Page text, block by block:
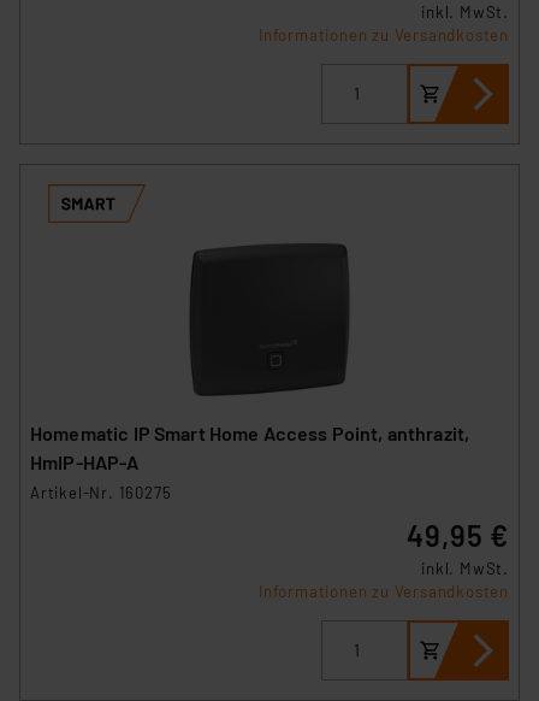
inkl. MwSt.
Informationen zu Versandkosten
Homematic IP Smart Home Access Point, anthrazit,
HmIP-HAP-A
Artikel-Nr. 160275
49,95 €
inkl. MwSt.
Informationen zu Versandkosten